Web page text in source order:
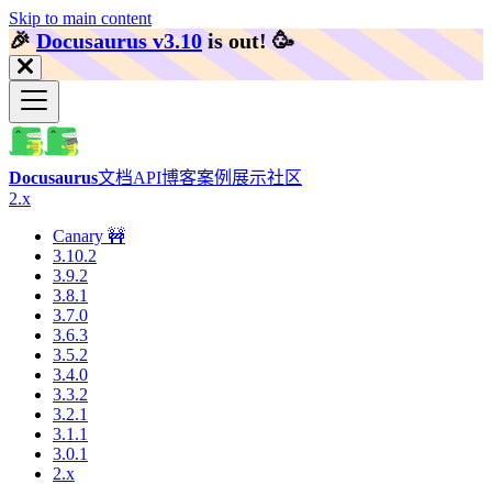
Skip to main content
🎉️Docusaurus v3.10 is out! 🥳️
Docusaurus文档API博客案例展示社区
2.x
Canary 🚧
3.10.2
3.9.2
3.8.1
3.7.0
3.6.3
3.5.2
3.4.0
3.3.2
3.2.1
3.1.1
3.0.1
2.x